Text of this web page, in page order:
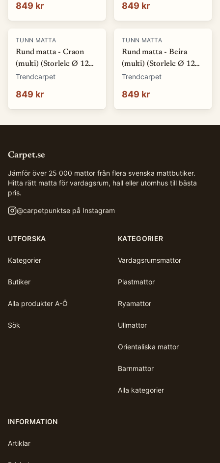
849 kr 849 kr
TUNN MATTA
Rund matta - Craon
(multi) (Storlek: Ø 120
cm)
Trendcarpet
849 kr
TUNN MATTA
Rund matta - Beira
(multi) (Storlek: Ø 120
cm)
Trendcarpet
849 kr
Carpet.se
Jämför över 25 000 mattor från flera svenska mattbutiker.
Hitta rätt matta för vardagsrum, hall eller utomhus till bästa
pris.
@carpetpunktse på Instagram
UTFORSKA
Kategorier
Butiker
Alla produkter A-Ö
Sök
KATEGORIER
Vardagsrumsmattor
Plastmattor
Ryamattor
Ullmattor
Orientaliska mattor
Barnmattor
Alla kategorier
INFORMATION
Artiklar